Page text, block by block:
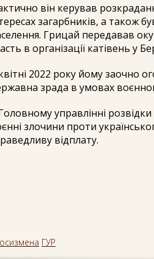
він керував
загарбників, а також
Грицай передавав
в організації катівень у
2022 року йому заочно
зрада в умовах
управлінні
злочини проти
відплату.
ГУР